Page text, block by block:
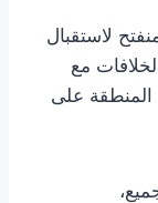
لاستقبال
مع
المنطقة على